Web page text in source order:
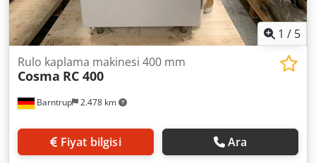
1 / 5
Barntrup 2.478 km
Rulo kaplama makinesi 400 mm
Cosma RC 400
Fiyat bilgisi Ara